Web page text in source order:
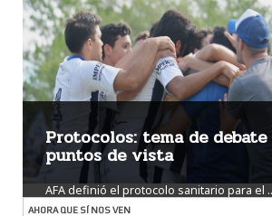
Protocolos: tema de
puntos de vista
AFA definió el protocolo sanitario para el
más
AHORA QUE SÍ NOS VEN